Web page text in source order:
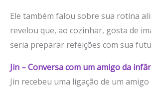
Ele também falou sobre sua rotina
revelou que, ao cozinhar, gosta de
seria preparar refeições com sua
Jin – Conversa com um amigo da
Jin recebeu uma ligação de um amigo